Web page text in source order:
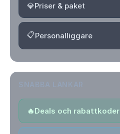
💎Priser & paket
📋Personalliggare
🔥Deals och rabattkoder